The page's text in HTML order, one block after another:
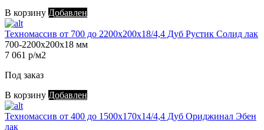
В корзину Добавлен
Техномассив от 700 до 2200х200х18/4,4 Дуб Рустик Солид лак
700-2200х200х18 мм
7 061 р/м2
Под заказ
В корзину Добавлен
Техномассив от 400 до 1500х170х14/4,4 Дуб Ориджинал Эбен
лак